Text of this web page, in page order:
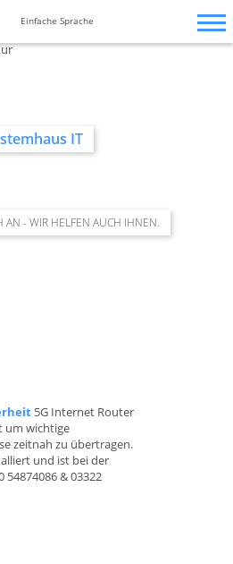
überspringen
Einfache Sprache
IT
AN - WIR HELFEN AUCH IHNEN.
5G Internet Router
um wichtige
zeitnah zu übertragen.
und ist bei der
54874086 & 03322